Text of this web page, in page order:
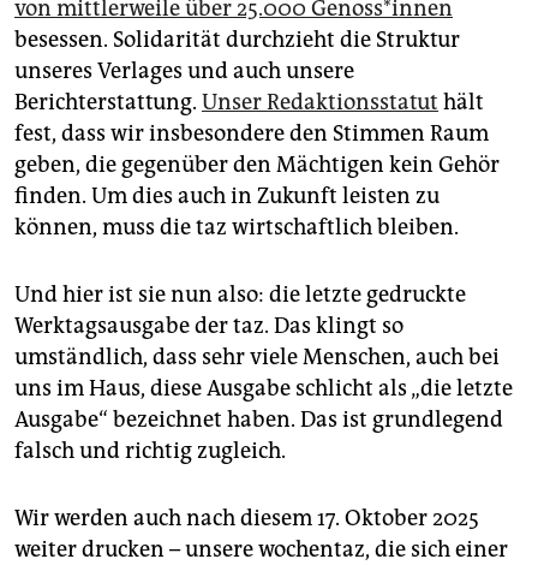
von mittlerweile über 25.000 Ge­nos­s*in­nen
besessen. Solidarität durchzieht die Struktur
unseres Verlages und auch unsere
Berichterstattung. Unser Redaktionsstatut hält
fest, dass wir insbesondere den Stimmen Raum
geben, die gegenüber den Mächtigen kein Gehör
finden. Um dies auch in Zukunft leisten zu
können, muss die taz wirtschaftlich bleiben.
Und hier ist sie nun also: die letzte gedruckte
Werktagsausgabe der taz. Das klingt so
umständlich, dass sehr viele Menschen, auch bei
uns im Haus, diese Ausgabe schlicht als „die letzte
Ausgabe“ bezeichnet haben. Das ist grundlegend
falsch und richtig zugleich.
Wir werden auch nach diesem 17. Oktober 2025
weiter drucken – unsere wochentaz, die sich einer